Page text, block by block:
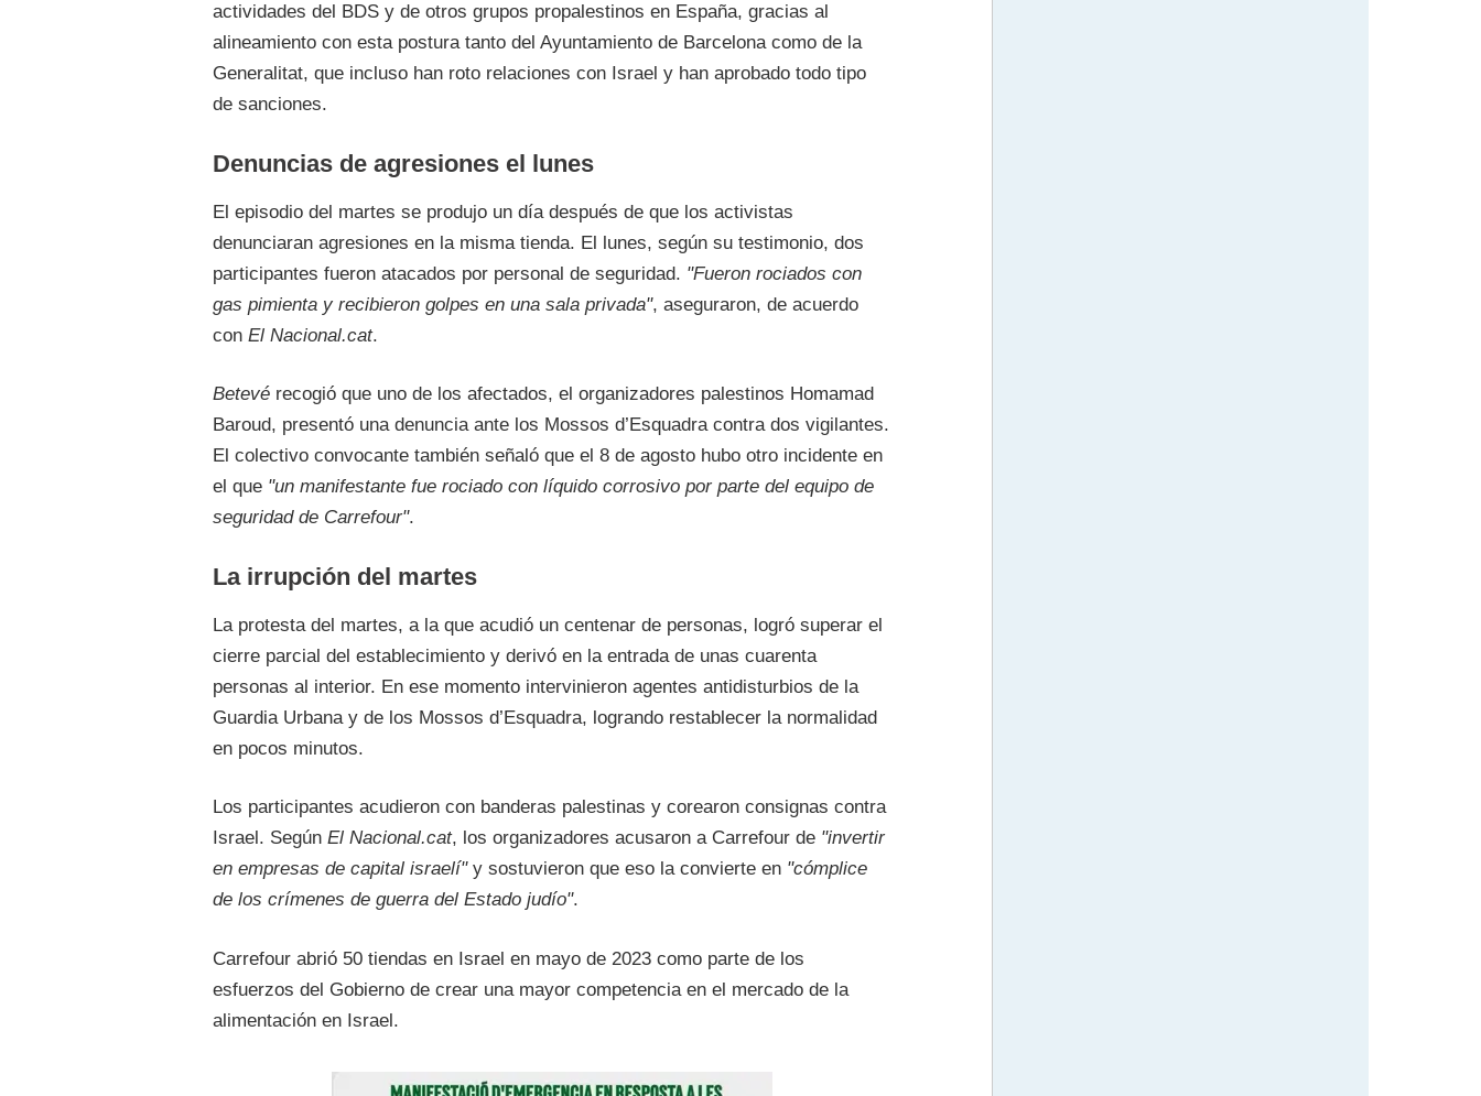
actividades del BDS y de otros grupos propalestinos en España, gracias al
alineamiento con esta postura tanto del Ayuntamiento de Barcelona como de la
Generalitat, que incluso han roto relaciones con Israel y han aprobado todo tipo
de sanciones.
Denuncias de agresiones el lunes
El episodio del martes se produjo un día después de que los activistas
denunciaran agresiones en la misma tienda. El lunes, según su testimonio, dos
participantes fueron atacados por personal de seguridad. "Fueron rociados con
gas pimienta y recibieron golpes en una sala privada", aseguraron, de acuerdo
conEl Nacional.cat.
Betevé recogió que uno de los afectados, el organizadores palestinos Homamad
Baroud, presentó una denuncia ante los Mossos d’Esquadra contra dos vigilantes.
El colectivo convocante también señaló que el 8 de agosto hubo otro incidente en
el que "un manifestante fue rociado con líquido corrosivo por parte del equipo de
seguridad de Carrefour".
La irrupción del martes
La protesta del martes, a la que acudió un centenar de personas, logró superar el
cierre parcial del establecimiento y derivó en la entrada de unas cuarenta
personas al interior. En ese momento intervinieron agentes antidisturbios de la
Guardia Urbana y de los Mossos d’Esquadra, logrando restablecer la normalidad
en pocos minutos.
Los participantes acudieron con banderas palestinas y corearon consignas contra
Israel. SegúnEl Nacional.cat, los organizadores acusaron a Carrefour de "invertir
en empresas de capital israelí"y sostuvieron que eso la convierte en "cómplice
de los crímenes de guerra del Estado judío".
Carrefour abrió 50 tiendas en Israel en mayo de 2023 como parte de los
esfuerzos del Gobierno de crear una mayor competencia en el mercado de la
alimentación en Israel.